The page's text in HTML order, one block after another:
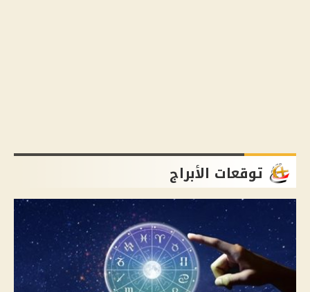
توقعات الأبراج